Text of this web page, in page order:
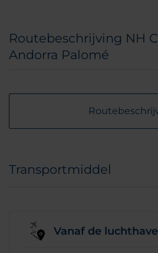
Routebeschrijving NH
Andorra Palomé
Transportmiddel
Vanaf de